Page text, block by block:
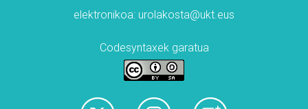
elektronikoa: urolakosta@ukt.eus
Codesyntaxek garatua